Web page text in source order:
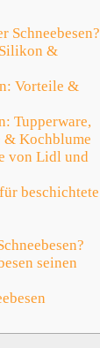
Schneebesen?
&
Vorteile &
Tupperware,
& Kochblume
von Lidl und
beschichtete
seinen